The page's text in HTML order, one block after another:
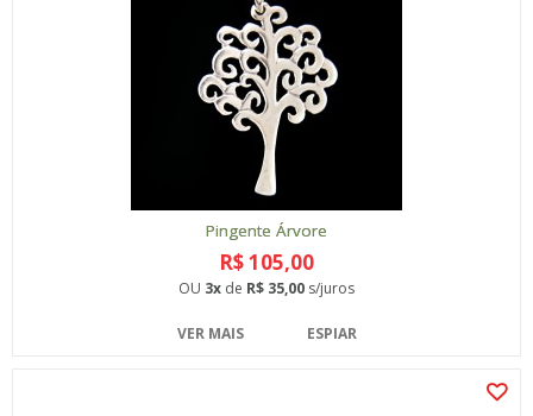
Pingente Árvore
R$ 105,00
OU 3x de R$ 35,00 s/juros
VER MAIS ESPIAR